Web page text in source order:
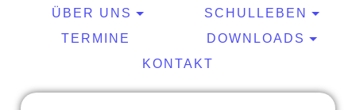
ÜBER UNS
SCHULLEBEN
TERMINE
DOWNLOADS
KONTAKT